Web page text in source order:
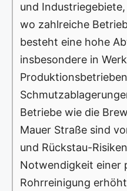
und
wo zahlreiche
besteht eine hohe
insbesondere in
Betriebe wie die
Mauer Straße sind
und Rückstau-
Notwendigkeit einer
Rohrreinigung